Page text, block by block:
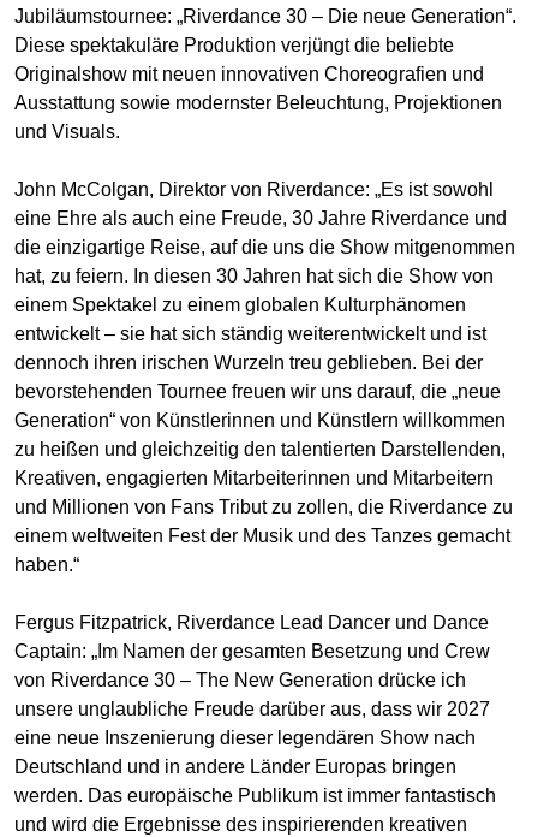
Jubiläumstournee: „Riverdance 30 – Die neue Generation“.
Diese spektakuläre Produktion verjüngt die beliebte
Originalshow mit neuen innovativen Choreografien und
Ausstattung sowie modernster Beleuchtung, Projektionen
und Visuals.
John McColgan, Direktor von Riverdance: „Es ist sowohl
eine Ehre als auch eine Freude, 30 Jahre Riverdance und
die einzigartige Reise, auf die uns die Show mitgenommen
hat, zu feiern. In diesen 30 Jahren hat sich die Show von
einem Spektakel zu einem globalen Kulturphänomen
entwickelt – sie hat sich ständig weiterentwickelt und ist
dennoch ihren irischen Wurzeln treu geblieben. Bei der
bevorstehenden Tournee freuen wir uns darauf, die „neue
Generation“ von Künstlerinnen und Künstlern willkommen
zu heißen und gleichzeitig den talentierten Darstellenden,
Kreativen, engagierten Mitarbeiterinnen und Mitarbeitern
und Millionen von Fans Tribut zu zollen, die Riverdance zu
einem weltweiten Fest der Musik und des Tanzes gemacht
haben.“
Fergus Fitzpatrick, Riverdance Lead Dancer und Dance
Captain: „Im Namen der gesamten Besetzung und Crew
von Riverdance 30 – The New Generation drücke ich
unsere unglaubliche Freude darüber aus, dass wir 2027
eine neue Inszenierung dieser legendären Show nach
Deutschland und in andere Länder Europas bringen
werden. Das europäische Publikum ist immer fantastisch
und wird die Ergebnisse des inspirierenden kreativen